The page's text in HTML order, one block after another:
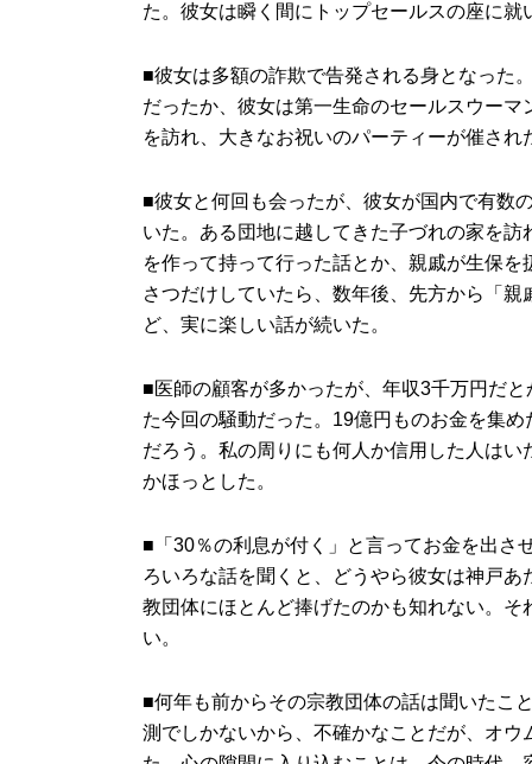
た。彼女は瞬く間にトップセールスの座に就
■彼女は多額の詐欺で告発される身となった
だったか、彼女は第一生命のセールスウー
を訪れ、大きなお祝いのパーティーが催さ
■彼女と何回も会ったが、彼女が国内で有数
いた。ある団地に越してきた子づれの家を
を作って持って行った話とか、親戚が生保
さつだけしていたら、数年後、先方から「
ど、実に楽しい話が続いた。
■医師の顧客が多かったが、年収3千万円だ
た今回の騒動だった。19億円ものお金を集
だろう。私の周りにも何人か信用した人は
かほっとした。
■「30％の利息が付く」と言ってお金を出さ
ろいろな話を聞くと、どうやら彼女は神戸
教団体にほとんど捧げたのかも知れない。
い。
■何年も前からその宗教団体の話は聞いたこ
測でしかないから、不確かなことだが、オ